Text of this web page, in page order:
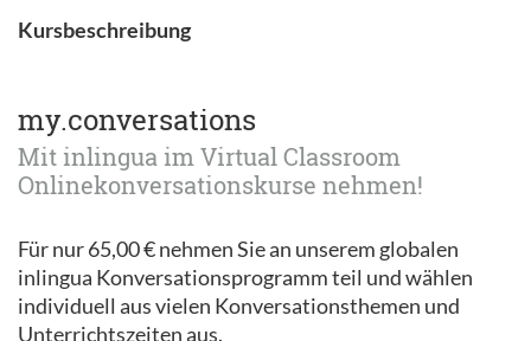
Kursbeschreibung
my.conversations
Mit inlingua im Virtual Classroom
Onlinekonversationskurse nehmen!
Für nur 65,00 € nehmen Sie an unserem globalen
inlingua Konversationsprogramm teil und wählen
individuell aus vielen Konversationsthemen und
Unterrichtszeiten aus.